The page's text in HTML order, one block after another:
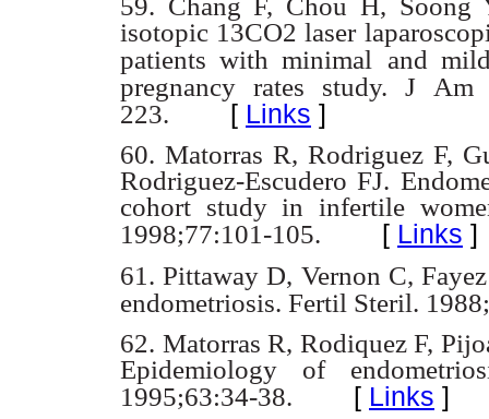
59. Chang F, Chou H,
isotopic 13CO2 laser
patients with minimal
and
pregnancyrates study. J Am
223. [ Links ]
60. Matorras R, Rodriguez F,
Rodriguez-Escudero FJ.
cohort study in infertile
1998;77:101-105. [ Links ]
61. Pittaway D, Vernon C,
endometriosis. Fertil Steril.
62. Matorras R, Rodiquez F,
Epidemiology of
1995;63:34-38. [ Links ]